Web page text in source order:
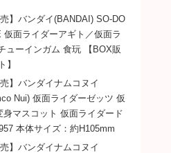
売】バンダイ(BANDAI) SO-DO
仮面ライダーアギト／仮面ラ
ューインガム 食玩 【BOX販
】
売】バンダイナムコヌイ
Nui) 仮面ライダーゼッツ 仮
身マスコット 仮面ライダード
本体サイズ：約H105mm
売】バンダイナムコヌイ